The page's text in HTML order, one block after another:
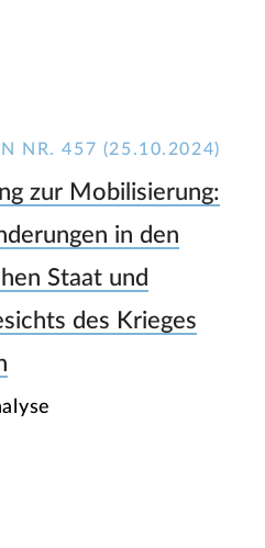
NR. 457 (25.10.2024)
zur Mobilisierung:
in den
Staat und
des Krieges